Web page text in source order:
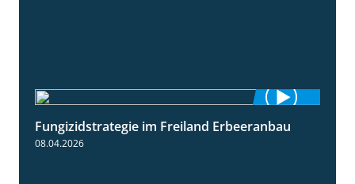
2:49
Fungizidstrategie im Freiland Erbeeranbau
08.04.2026